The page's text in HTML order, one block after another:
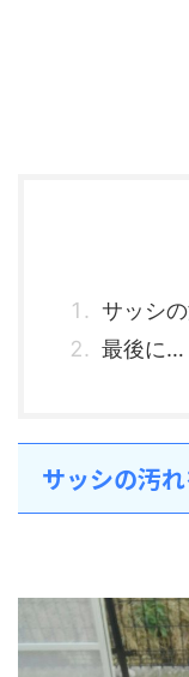
サッシ
最後に…
サッシの汚